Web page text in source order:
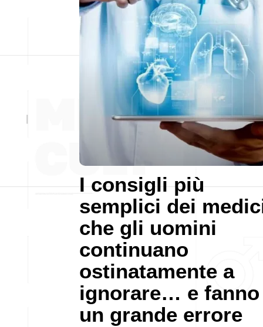
I consigli più
semplici dei
che gli uomini
continuano
ostinatamente a
ignorare… e fanno
un grande errore